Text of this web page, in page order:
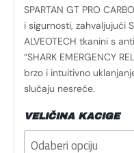
SPARTAN GT PRO
i sigurnosti, zahvaljujući
ALVEOTECH tkanini s
“SHARK EMERGENCY
brzo i intuitivno
slučaju nesreće.
VELIČINA KACIGE